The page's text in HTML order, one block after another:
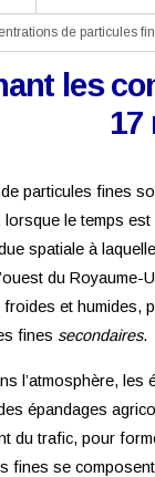
de particules
les
17
particules fines
le temps
spatiale à
du
et humides,
fines secondaires.
l’atmosphère,
épandages
trafic, pour
se